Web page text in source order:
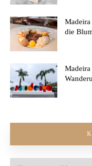
die